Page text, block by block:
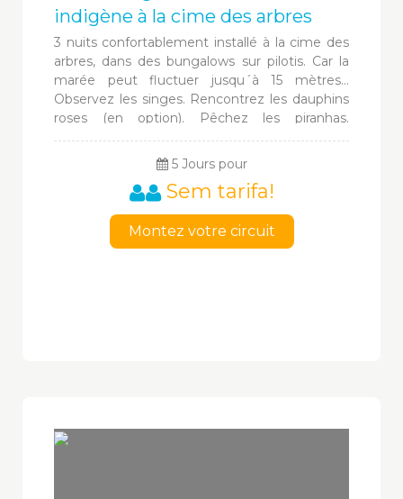
indigène à la cime des arbres
3 nuits confortablement installé à la cime des
arbres, dans des bungalows sur pilotis. Car la
marée peut fluctuer jusqu´à 15 mètres...
Observez les singes. Rencontrez les dauphins
roses (en option). Pêchez les piranhas.
Découvrez les plantes médicinales. Visitez un
village indigène. Observez les caimans la nuit
au fond de la forêt qui résonne d´une
multitudes de sons.
5 Jours pour
Sem tarifa!
Montez votre circuit